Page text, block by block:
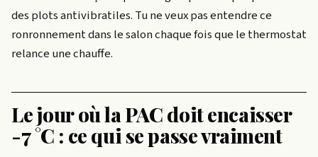
des plots antivibratiles. Tu ne veux pas entendre ce
ronronnement dans le salon chaque fois que le thermostat
relance une chauffe.
Le jour où la PAC doit encaisser
-7 °C : ce qui se passe vraiment